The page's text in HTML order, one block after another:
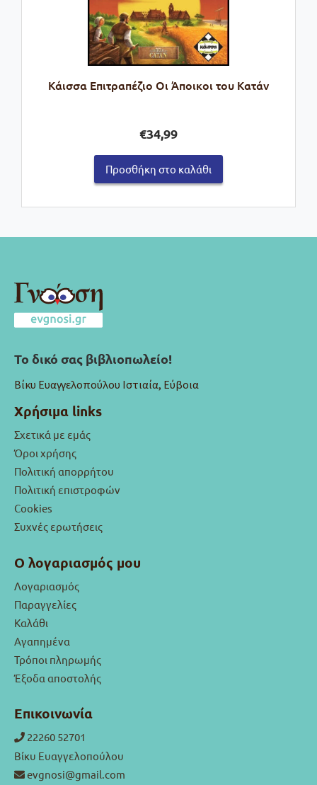
Kάισσα Επιτραπέζιο Οι Άποικοι του Κατάν
€34,99
Προσθήκη στο καλάθι
Το δικό σας βιβλιοπωλείο!
Βίκυ Ευαγγελοπούλου Ιστιαία, Εύβοια
Χρήσιμα links
Σχετικά με εμάς
Όροι χρήσης
Πολιτική απορρήτου
Πολιτική επιστροφών
Cookies
Συχνές ερωτήσεις
Ο λογαριασμός μου
Λογαριασμός
Παραγγελίες
Καλάθι
Αγαπημένα
Τρόποι πληρωμής
Έξοδα αποστολής
Επικοινωνία
22260 52701
Βίκυ Ευαγγελοπούλου
evgnosi@gmail.com